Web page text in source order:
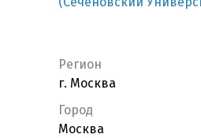
Регион
г. Москва
Город
Москва